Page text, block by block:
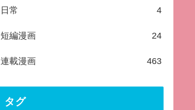
日常 4
短編漫画 24
連載漫画 463
タグ